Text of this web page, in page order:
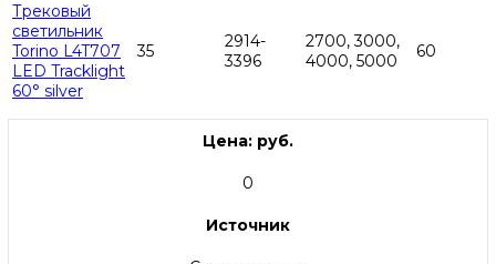
Трековый
светильник
Torino L4T707
LED Tracklight
60° silver
35
2914-
3396
2700, 3000,
4000, 5000
60
Цена: руб.
0
Источник